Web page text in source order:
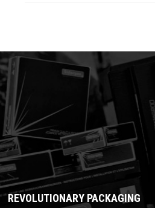
REVOLUTIONARY PACKAGING